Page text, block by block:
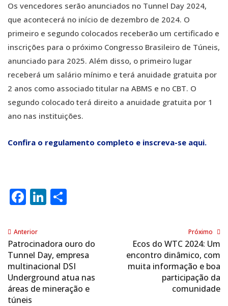
Os vencedores serão anunciados no Tunnel Day 2024,
que acontecerá no início de dezembro de 2024. O
primeiro e segundo colocados receberão um certificado e
inscrições para o próximo Congresso Brasileiro de Túneis,
anunciado para 2025. Além disso, o primeiro lugar
receberá um salário mínimo e terá anuidade gratuita por
2 anos como associado titular na ABMS e no CBT. O
segundo colocado terá direito a anuidade gratuita por 1
ano nas instituições.
Confira o regulamento completo e inscreva-se aqui.
Facebook
LinkedIn
Anterior
Patrocinadora ouro do
Tunnel Day, empresa
multinacional DSI
Underground atua nas
áreas de mineração e
túneis
Próximo
Ecos do WTC 2024: Um
encontro dinâmico, com
muita informação e boa
participação da
comunidade